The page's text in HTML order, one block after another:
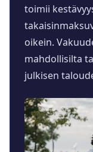
toimii
oikein.
mahdollisilta
julkisen